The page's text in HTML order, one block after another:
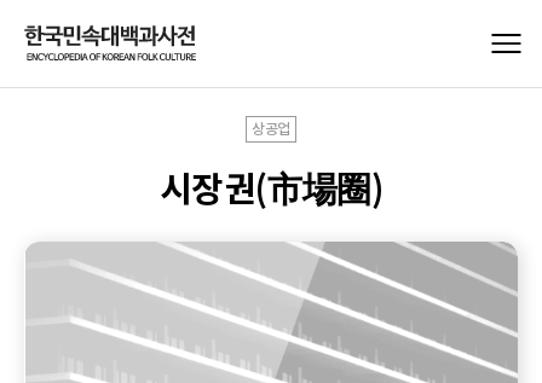
상공업
시장권(市場圈)